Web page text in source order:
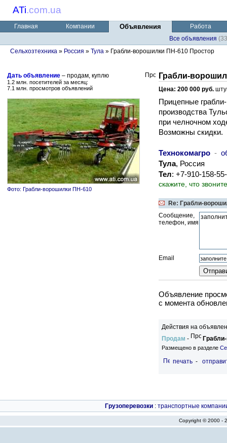
ATi.com.ua
Главная Компании Объявления
Работа
Все объявления
Сельхозтехника » Россия » Тула » Грабли-ворошилки ПН-610 Простор
Дать объявление – продам, куплю
1.2 млн. посетителей за месяц:
7.1 млн. просмотров объявлений
Фото: Грабли-ворошилки ПН-610
Грабли-
Цена: 200 000 руб.
Прицепные
производства
при челночном
Возможны скидки.
Технокомагро -
Тула, Россия
Тел: +7-910-158-
скажите, что
Re: Грабли-
Сообщение,
телефон, имя
Email
Объявление
c момента
Действия на
Продам -
Размещено в разделе
печать -
Грузоперевозки : транспортные
Copyright © 2000 -